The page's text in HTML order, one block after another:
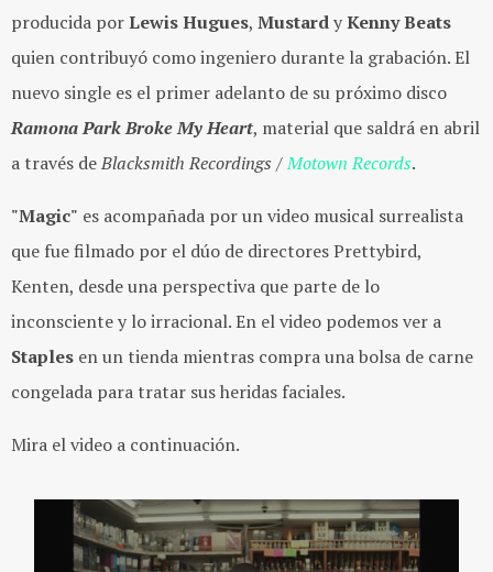
producida porLewis Hugues, MustardyKenny Beats
quien contribuyó como ingeniero durante la grabación. El
nuevo single es el primer adelanto de su próximo disco
Ramona Park Broke My Heart, material que saldrá en abril
a través deBlacksmith Recordings /Motown Records.
"Magic" es acompañada por un video musical surrealista
que fue filmado por el dúo de directores Prettybird,
Kenten, desde una perspectiva que parte de lo
inconsciente y lo irracional. En el video podemos ver a
Staples en un tienda mientras compra una bolsa de carne
congelada para tratar sus heridas faciales.
Mira el video a continuación.